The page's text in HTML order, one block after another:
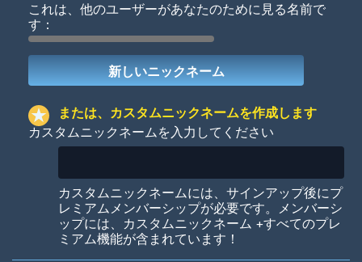
Woof
Colorful
これは、他のユーザーがあなたのために見る名前で
す：
または、カスタムニックネームを作成します
カスタムニックネームを入力してください
カスタムニックネームには、サインアップ後にプ
レミアムメンバーシップが必要です。メンバーシ
ップには、カスタムニックネーム +すべてのプレ
ミアム機能が含まれています！